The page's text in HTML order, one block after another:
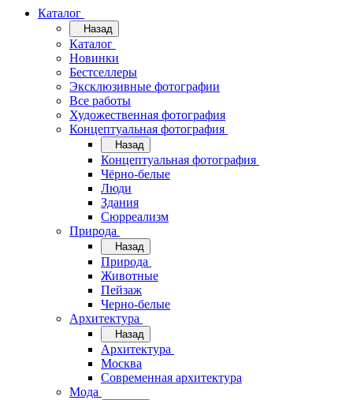
Каталог
Назад
Каталог
Новинки
Бестселлеры
Эксклюзивные фотографии
Все работы
Художественная фотография
Концептуальная фотография
Назад
Концептуальная фотография
Чёрно-белые
Люди
Здания
Сюрреализм
Природа
Назад
Природа
Животные
Пейзаж
Черно-белые
Архитектура
Назад
Архитектура
Москва
Современная архитектура
Мода